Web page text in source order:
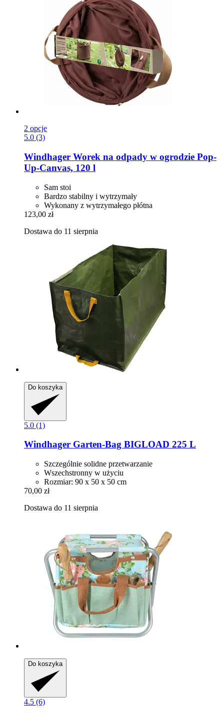
2 opcje
5.0 (3)
Windhager Worek na odpady w ogrodzie Pop-​
Up-​Canvas, 120 l
Sam stoi
Bardzo stabilny i wytrzymały
Wykonany z wytrzymałego płótna
123,00 zł
Dostawa do 11 sierpnia
Do koszyka
5.0 (1)
Windhager Garten-​Bag BIGLOAD 225 L
Szczególnie solidne przetwarzanie
Wszechstronny w użyciu
Rozmiar: 90 x 50 x 50 cm
70,00 zł
Dostawa do 11 sierpnia
Do koszyka
4.5 (6)